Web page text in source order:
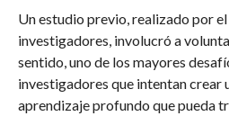
Un estudio previo, realizado por
investigadores, involucró a
sentido, uno de los mayores
investigadores que intentan crear
aprendizaje profundo que pueda